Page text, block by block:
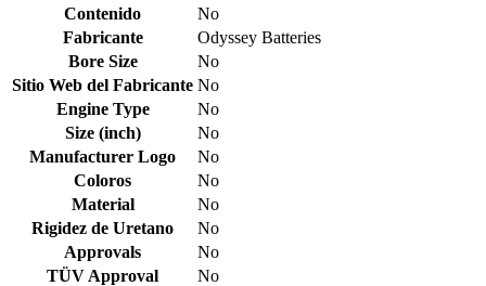
Contenido
No
Fabricante
Odyssey Batteries
Bore Size
No
Sitio Web del Fabricante No
Engine Type
No
Size (inch)
No
Manufacturer Logo
No
Coloros
No
Material
No
Rigidez de Uretano
No
Approvals
No
TÜV Approval
No